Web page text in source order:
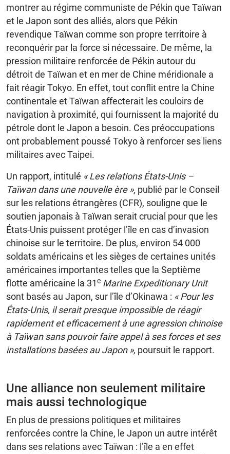
montrer au régime communiste de Pékin que Taïwan
et le Japon sont des alliés, alors que Pékin
revendique Taïwan comme son propre territoire à
reconquérir par la force si nécessaire. De même, la
pression militaire renforcée de Pékin autour du
détroit de Taïwan et en mer de Chine méridionale a
fait réagir Tokyo. En effet, tout conflit entre la Chine
continentale et Taïwan affecterait les couloirs de
navigation à proximité, qui fournissent la majorité du
pétrole dont le Japon a besoin. Ces préoccupations
ont probablement poussé Tokyo à renforcer ses liens
militaires avec Taipei.
Un rapport, intitulé « Les relations États-Unis –
Taïwan dans une nouvelle ère », publié par le Conseil
sur les relations étrangères (CFR), souligne que le
soutien japonais à Taïwan serait crucial pour que les
États-Unis puissent protéger l’île en cas d’invasion
chinoise sur le territoire. De plus, environ 54 000
soldats américains et les sièges de certaines unités
américaines importantes telles que la Septième
flotte américaine la 31e Marine Expeditionary Unit
sont basés au Japon, sur l’île d’Okinawa : « Pour les
États-Unis, il serait presque impossible de réagir
rapidement et efficacement à une agression chinoise
à Taïwan sans pouvoir faire appel à ses forces et ses
installations basées au Japon », poursuit le rapport.
Une alliance non seulement militaire
mais aussi technologique
En plus de pressions politiques et militaires
renforcées contre la Chine, le Japon un autre intérêt
dans ses relations avec Taïwan : l’île a en effet